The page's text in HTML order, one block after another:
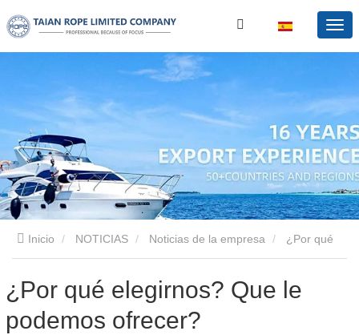
Inicio NOTICIAS Noticias de la empresa
elegirnos? Que le podemos ofrecer?
¿Por qué elegirnos? Que le
podemos ofrecer?